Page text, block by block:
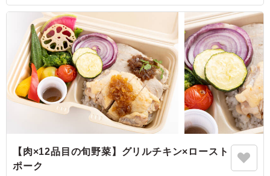
【肉×12品目の旬野菜】グリルチキン×ロースト
ポーク